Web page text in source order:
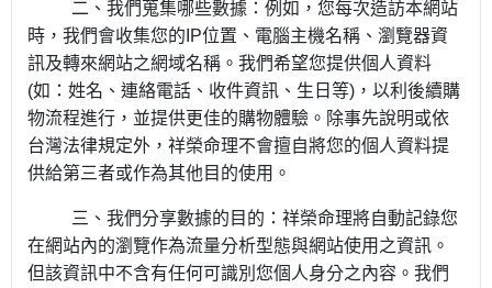
二、我們蒐集哪些數據：例如，您每次造訪本網站
時，我們會收集您的 IP位置、電腦主機名稱、瀏覽器資
訊及轉來網站之網域名稱。我們希望您提供個人資料
(如：姓名、連絡電話、收件資訊、生日等) ，以利後續購
物流程進行，並提供更佳的購物體驗。除事先說明或依
台灣法律規定外，祥榮命理不會擅自將您的個人資料提
供給第三者或作為其他目的使用。
三、我們分享數據的目的：祥榮命理將自動記錄您
在網站內的瀏覽作為流量分析型態與網站使用之資訊。
但該資訊中不含有任何可識別您個人身分之內容。我們